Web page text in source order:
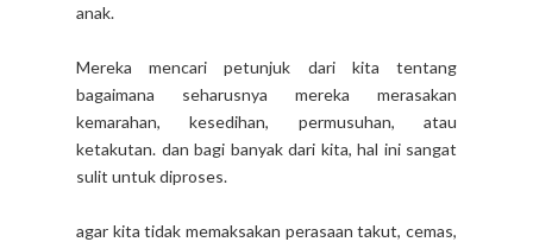
anak.
Mereka mencari petunjuk dari kita tentang
bagaimana seharusnya mereka merasakan
kemarahan, kesedihan, permusuhan, atau
ketakutan. dan bagi banyak dari kita, hal ini sangat
sulit untuk diproses.
agar kita tidak memaksakan perasaan takut, cemas,